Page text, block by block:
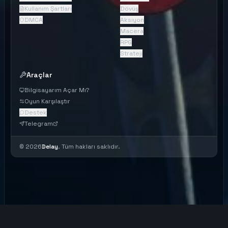
Kullanım Şartları
DMCA
Dövüş
Aksiyon
Macera
RPG
Strateji
Araçlar
Bilgisayarım Açar Mı?
Oyun Karşılaştır
Destek
Telegram
© 2026Delay. Tüm hakları saklıdır.